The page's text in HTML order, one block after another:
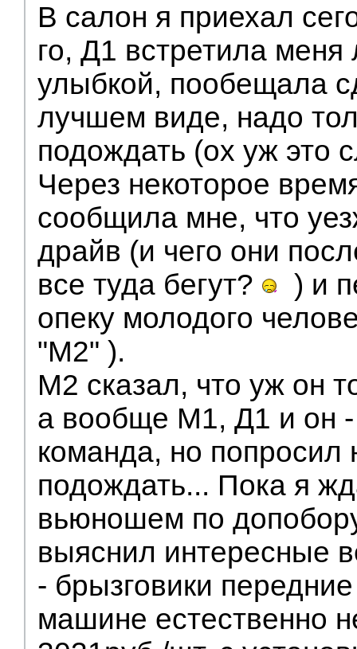
В салон я приехал
го, Д1 встретила меня
улыбкой, пообещала
лучшем виде, надо
подождать (ох уж это
Через некоторое
сообщила мне, что
драйв (и чего они
все туда бегут?
) и
опеку молодого
"М2" ).
М2 сказал, что уж он
а вообще М1, Д1 и он -
команда, но попросил
подождать... Пока я
вьюношем по
выяснил интересные
- брызговики
машине естественно